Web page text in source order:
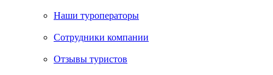
Наши туроператоры
Сотрудники компании
Отзывы туристов